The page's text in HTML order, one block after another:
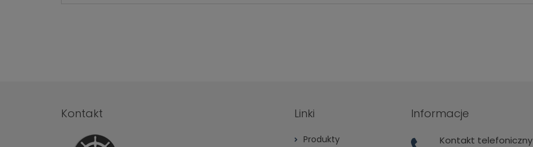
Kontakt Linki
Produkty
Informacje
Kontakt telefoniczny